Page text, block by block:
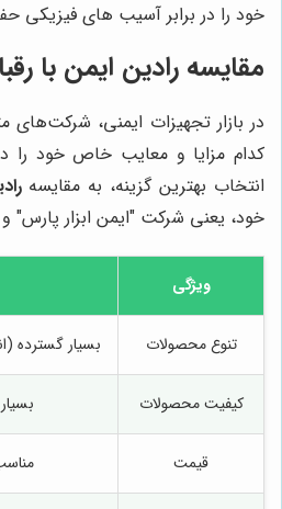
خود را در برابر آسیب های فیزیکی
مقایسه رادین ایمن با رقبا
در بازار تجهیزات ایمنی، شرکت‌های
کدام مزایا و معایب خاص خود را
انتخاب بهترین گزینه، به مقایسه
خود، یعنی شرکت "ایمن ابزار پارس" و
ویژگی
تنوع محصولات بسیار گسترده
کیفیت محصولات
قیمت